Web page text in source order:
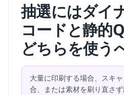
抽選にはダイ
コードと静的
どちらを使う
大量に印刷する場合、スキ
合、または素材を刷り直さ